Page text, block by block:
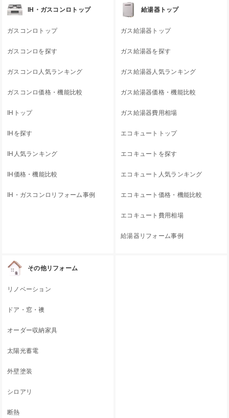
IH・ガスコンロトップ
ガスコンロトップ
ガスコンロを探す
ガスコンロ人気ランキング
ガスコンロ価格・機能比較
IHトップ
IHを探す
IH人気ランキング
IH価格・機能比較
IH・ガスコンロリフォーム事例
給湯器トップ
ガス給湯器トップ
ガス給湯器を探す
ガス給湯器人気ランキング
ガス給湯器価格・機能比較
ガス給湯器費用相場
エコキュートトップ
エコキュートを探す
エコキュート人気ランキング
エコキュート価格・機能比較
エコキュート費用相場
給湯器リフォーム事例
その他リフォーム
リノベーション
ドア・窓・襖
オーダー収納家具
太陽光蓄電
外壁塗装
シロアリ
断熱